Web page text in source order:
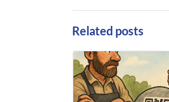
Related posts